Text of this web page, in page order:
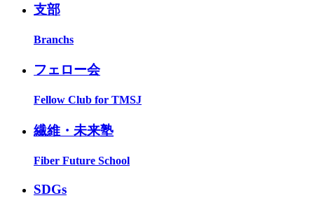
支部
Branchs
フェロー会
Fellow Club for TMSJ
繊維・未来塾
Fiber Future School
SDGs